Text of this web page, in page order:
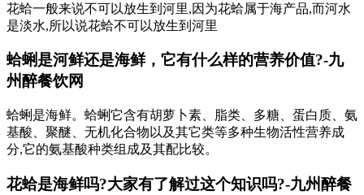
花蛤一般来说不可以放生到河里,因为花蛤属于海产品,而河水
是淡水,所以说花蛤不可以放生到河里
蛤蜊是河鲜还是海鲜，它有什么样的营养价值?-九
州醉餐饮网
蛤蜊是海鲜。蛤蜊它含有胡萝卜素、脂类、多糖、蛋白质、氨
基酸、聚醚、无机化合物以及其它类等多种生物活性营养成
分,它的氨基酸种类组成及其配比较。
花蛤是海鲜吗?大家有了解过这个知识吗?-九州醉餐